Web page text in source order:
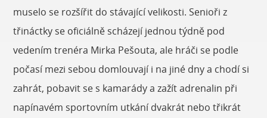
muselo se rozšířit do stávající velikosti. Senioři z
třináctky se oficiálně scházejí jednou týdně pod
vedením trenéra Mirka Pešouta, ale hráči se podle
počasí mezi sebou domlouvají i na jiné dny a chodí si
zahrát, pobavit se s kamarády a zažít adrenalin při
napínavém sportovním utkání dvakrát nebo třikrát